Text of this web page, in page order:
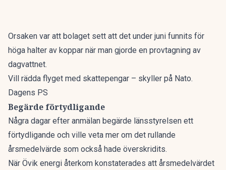
Orsaken var att bolaget sett att det under juni funnits för
höga halter av koppar när man gjorde en provtagning av
dagvattnet.
Vill rädda flyget med skattepengar – skyller på Nato.
Dagens PS
Begärde förtydligande
Några dagar efter anmälan begärde länsstyrelsen ett
förtydligande och ville veta mer om det rullande
årsmedelvärde som också hade överskridits.
När Övik energi återkom konstaterades att årsmedelvärdet